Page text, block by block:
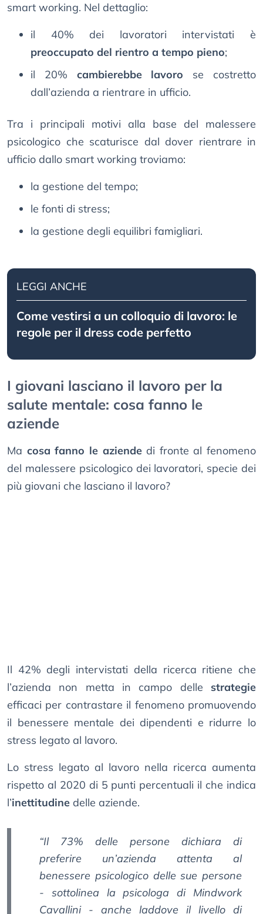
smart working. Nel dettaglio:
il 40% dei lavoratori intervistati è
preoccupato del rientro a tempo pieno;
il 20% cambierebbe lavoro se costretto
dall’azienda a rientrare in ufficio.
Tra i principali motivi alla base del malessere
psicologico che scaturisce dal dover rientrare in
ufficio dallo smart working troviamo:
la gestione del tempo;
le fonti di stress;
la gestione degli equilibri famigliari.
LEGGI ANCHE
Come vestirsi a un colloquio di lavoro: le
regole per il dress code perfetto
I giovani lasciano il lavoro per la
salute mentale: cosa fanno le
aziende
Ma cosa fanno le aziendedi fronte al fenomeno
del malessere psicologico dei lavoratori, specie dei
più giovani che lasciano il lavoro?
Il 42% degli intervistati della ricerca ritiene che
l’azienda non metta in campo delle strategie
efficaci per contrastare il fenomeno promuovendo
il benessere mentale dei dipendenti e ridurre lo
stress legato al lavoro.
Lo stress legato al lavoro nella ricerca aumenta
rispetto al 2020 di 5 punti percentuali il che indica
l’inettitudine delle aziende.
“Il 73% delle persone dichiara di
preferire un’azienda attenta al
benessere psicologico delle sue persone
- sottolinea la psicologa di Mindwork
Cavallini - anche laddove il livello di